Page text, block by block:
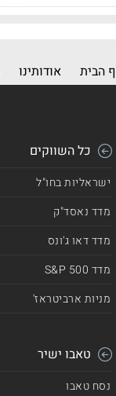
הבית אודותינו
כל השווקים
ישראליות בחו"ל
מדד נאסד"ק
מדד דאו ג'ונס
מדד 500 S&P
מניות ארביטראז'
טאבו ישיר
נסח טאבו